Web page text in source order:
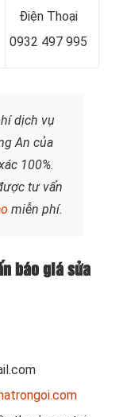
Điện Thoại
0932 497 995
dịch vụ
An của
100%.
tư vấn
miễn phí.
báo giá sửa